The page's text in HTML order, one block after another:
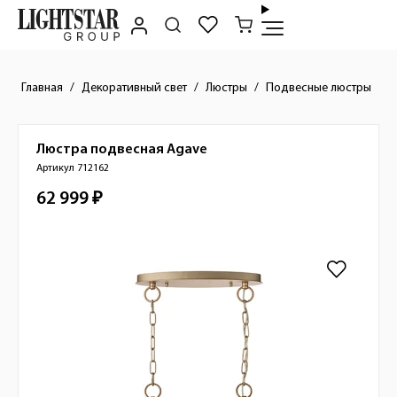
Главная Декоративный свет Люстры Подвесные люстры
Краткое описание товара
Люстра подвесная Agave
Артикул 712162
Стоимость товара
62 999 ₽